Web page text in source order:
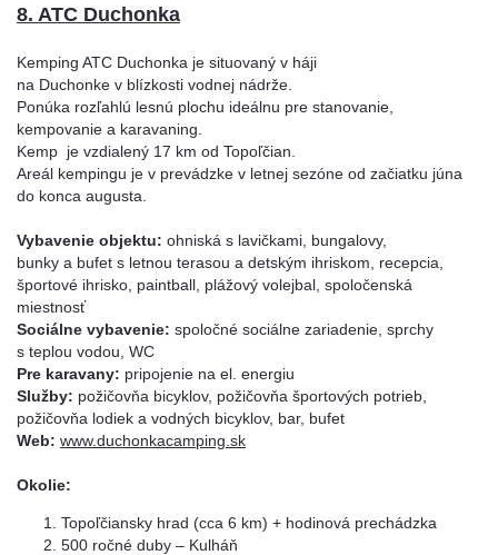
8. ATC Duchonka
Kemping ATC Duchonka je situovaný v háji
na Duchonke v blízkosti vodnej nádrže.
Ponúka rozľahlú lesnú plochu ideálnu pre stanovanie,
kempovanie a karavaning.
Kemp je vzdialený 17 km od Topoľčian.
Areál kempingu je v prevádzke v letnej sezóne od začiatku júna
do konca augusta.
Vybavenie objektu: ohniská s lavičkami, bungalovy,
bunky a bufet s letnou terasou a detským ihriskom, recepcia,
športové ihrisko, paintball, plážový volejbal, spoločenská
miestnosť
Sociálne vybavenie: spoločné sociálne zariadenie, sprchy
s teplou vodou, WC
Pre karavany: pripojenie na el. energiu
Služby: požičovňa bicyklov, požičovňa športových potrieb,
požičovňa lodiek a vodných bicyklov, bar, bufet
Web: www.duchonkacamping.sk
Okolie:
Topoľčiansky hrad (cca 6 km) + hodinová prechádzka
500 ročné duby – Kulháň